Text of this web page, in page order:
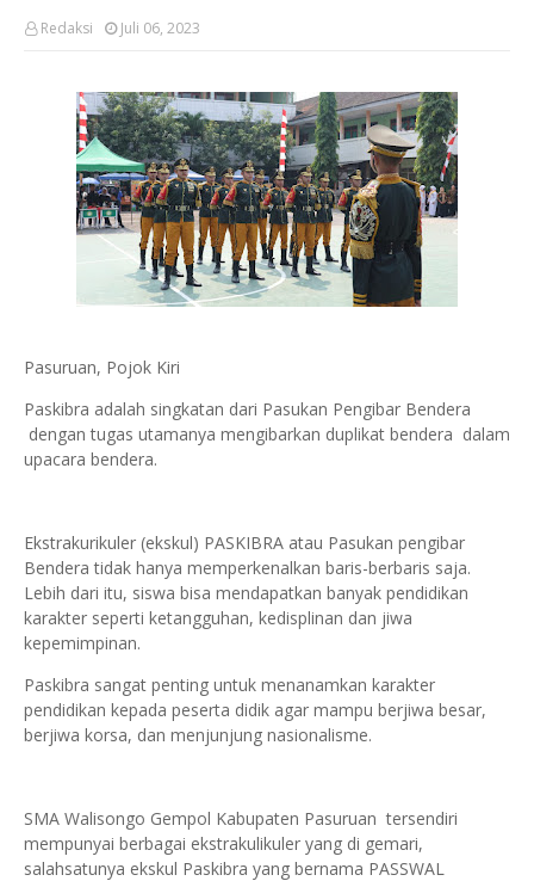
Redaksi Juli 06, 2023
Pasuruan, Pojok Kiri
Paskibra adalah singkatan dari Pasukan Pengibar Bendera
dengan tugas utamanya mengibarkan duplikat bendera dalam
upacara bendera.
Ekstrakurikuler (ekskul) PASKIBRA atau Pasukan pengibar
Bendera tidak hanya memperkenalkan baris-berbaris saja.
Lebih dari itu, siswa bisa mendapatkan banyak pendidikan
karakter seperti ketangguhan, kedisplinan dan jiwa
kepemimpinan.
Paskibra sangat penting untuk menanamkan karakter
pendidikan kepada peserta didik agar mampu berjiwa besar,
berjiwa korsa, dan menjunjung nasionalisme.
SMA Walisongo Gempol Kabupaten Pasuruan tersendiri
mempunyai berbagai ekstrakulikuler yang di gemari,
salahsatunya ekskul Paskibra yang bernama PASSWAL